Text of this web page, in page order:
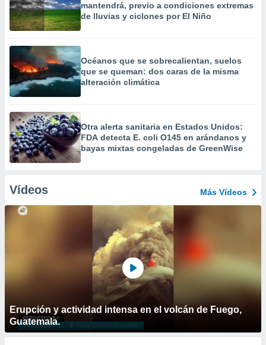
mantendrá, previo a condiciones extremas
de lluvias y ciclones por El Niño
Océanos que se sobrecalientan, suelos
que se queman: dos caras de la misma
alteración climática
Otra alerta sanitaria en Estados Unidos:
FDA detecta E. coli O145 en arándanos y
bayas mixtas congeladas de GreenWise
Vídeos Más Vídeos
Erupción y actividad intensa en el volcán de Fuego,
Guatemala.